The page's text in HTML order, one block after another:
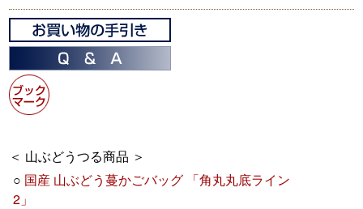
＜ 山ぶどうつる商品 ＞
○ 国産 山ぶどう蔓かごバッグ 「角丸丸底ライン
2」